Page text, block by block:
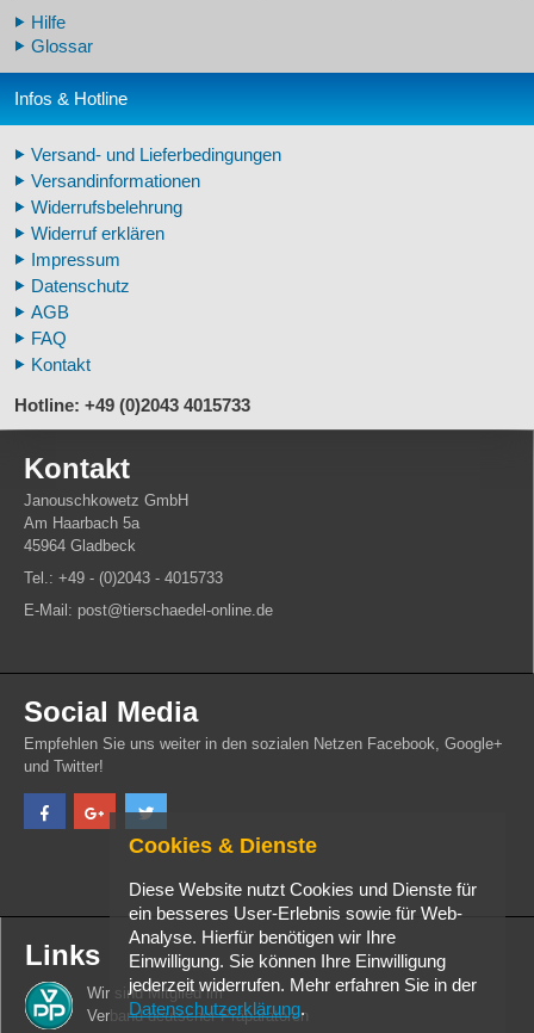
Schädelreplikate Mensch
Knochenreplikate Mensch
Arm-/Beinskelette Mensch
Zähne Warzenschwein
Veterinär - Lehrmittel
Fossilreplikate Mensch
Pferdemähnen
Fußspuren museal
Tierhörner
Hilfe
Glossar
Infos & Hotline
Versand- und Lieferbedingungen
Versandinformationen
Widerrufsbelehrung
Widerruf erklären
Impressum
Datenschutz
AGB
FAQ
Kontakt
Hotline: +49 (0)2043 4015733
Kontakt
Janouschkowetz GmbH
Am Haarbach 5a
45964 Gladbeck
Tel.: +49 - (0)2043 - 4015733
E-Mail: post@tierschaedel-online.de
Social Media
Empfehlen Sie uns weiter in den sozialen Netzen Facebook, Google+
und Twitter!
Links
Wir sind Mitglied im
Verband deutscher Präparatoren
Cookies & Dienste
Diese Website nutzt Cookies und Dienste für
ein besseres User-Erlebnis sowie für Web-
Analyse. Hierfür benötigen wir Ihre
Einwilligung. Sie können Ihre Einwilligung
jederzeit widerrufen. Mehr erfahren Sie in der
Datenschutzerklärung.